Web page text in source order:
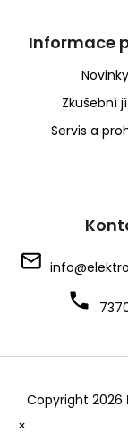
Informace
Novinky
Zkušební
Servis a
info@
Copyright 2026
×